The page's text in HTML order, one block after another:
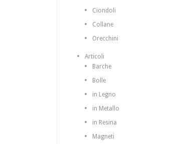
Ciondoli
Collane
Orecchini
Articoli
Barche
Bolle
in Legno
in Metallo
in Resina
Magneti